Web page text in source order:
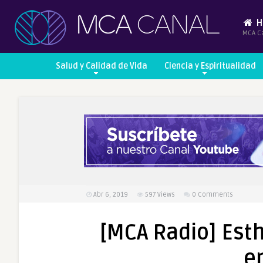
MCA
Salud y Calidad de Vida Ciencia y Espiritualidad
Abr 6, 2019 597 Views 0 Comments
[MCA Radio]